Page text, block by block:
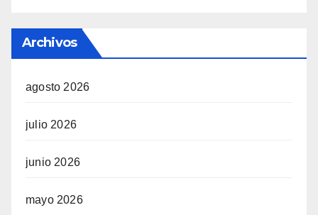
Archivos
agosto 2026
julio 2026
junio 2026
mayo 2026